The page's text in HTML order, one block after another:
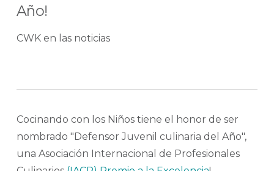
Año!
CWK en las noticias
Cocinando con los Niños tiene el honor de ser
nombrado "Defensor Juvenil culinaria del Año",
una Asociación Internacional de Profesionales